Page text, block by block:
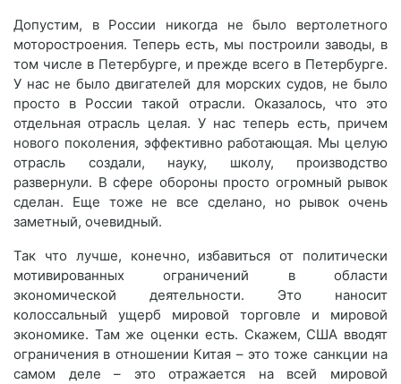
Допустим, в России никогда не было вертолетного
моторостроения. Теперь есть, мы построили заводы, в
том числе в Петербурге, и прежде всего в Петербурге.
У нас не было двигателей для морских судов, не было
просто в России такой отрасли. Оказалось, что это
отдельная отрасль целая. У нас теперь есть, причем
нового поколения, эффективно работающая. Мы целую
отрасль создали, науку, школу, производство
развернули. В сфере обороны просто огромный рывок
сделан. Еще тоже не все сделано, но рывок очень
заметный, очевидный.
Так что лучше, конечно, избавиться от политически
мотивированных ограничений в области
экономической деятельности. Это наносит
колоссальный ущерб мировой торговле и мировой
экономике. Там же оценки есть. Скажем, США вводят
ограничения в отношении Китая – это тоже санкции на
самом деле – это отражается на всей мировой